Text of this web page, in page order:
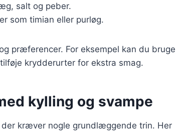
salt og peber.
som timian eller purløg.
præferencer. For eksempel kan du bruge
krydderurter for ekstra smag.
kylling og svampe
kræver nogle grundlæggende trin. Her